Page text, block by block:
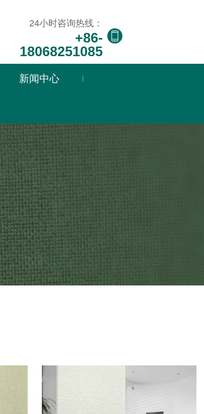
24小时咨询热线：
+86-
18068251085
24小时咨询热线：
新闻中心